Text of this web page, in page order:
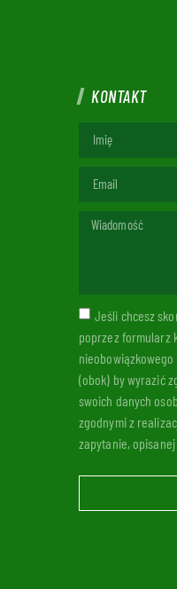
KONTAKT
Jeśli chcesz
poprzez formularz
(obok) by wyrazić
swoich danych
zgodnymi z
zapytanie,